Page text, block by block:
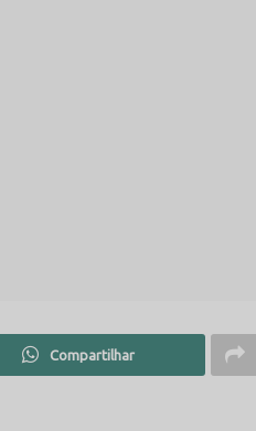
Compartilhar